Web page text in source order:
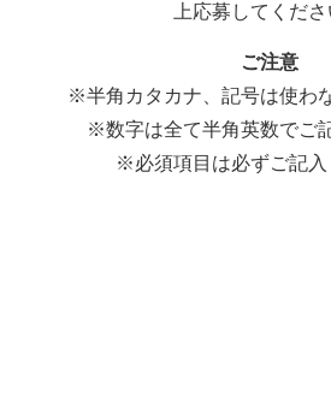
上応募してくださ
ご注意
※半角カタカナ、記号は使わ
※数字は全て半角英数でご
※必須項目は必ずご記入